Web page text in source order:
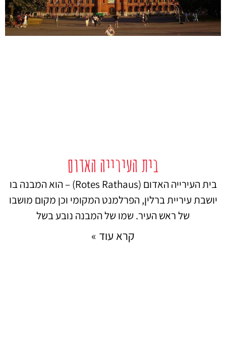
בית העירייה האדום
בית העירייה האדום (Rotes Rathaus) – הוא המבנה בו
יושבת עיריית ברלין, הפרלמנט המקומי וכן מקום מושבו
של ראש העיר. שמו של המבנה נובע בשל
קרא עוד »